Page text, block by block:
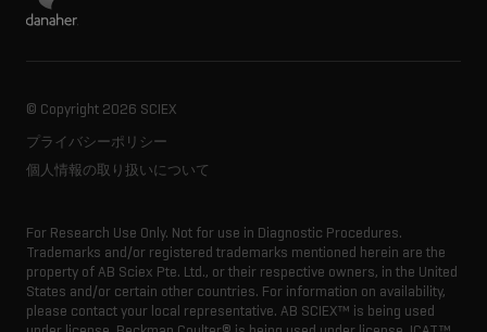
© Copyright 2026 SCIEX
プライバシーポリシー
個人情報の取り扱いについて
For Research Use Only. Not for use in Diagnostic Procedures.
Trademarks and/or registered trademarks mentioned herein are the
property of AB Sciex Pte. Ltd., or their respective owners, in the United
States and/or certain other countries. For information on availability,
please contact your local representative. AB SCIEX™ is being used